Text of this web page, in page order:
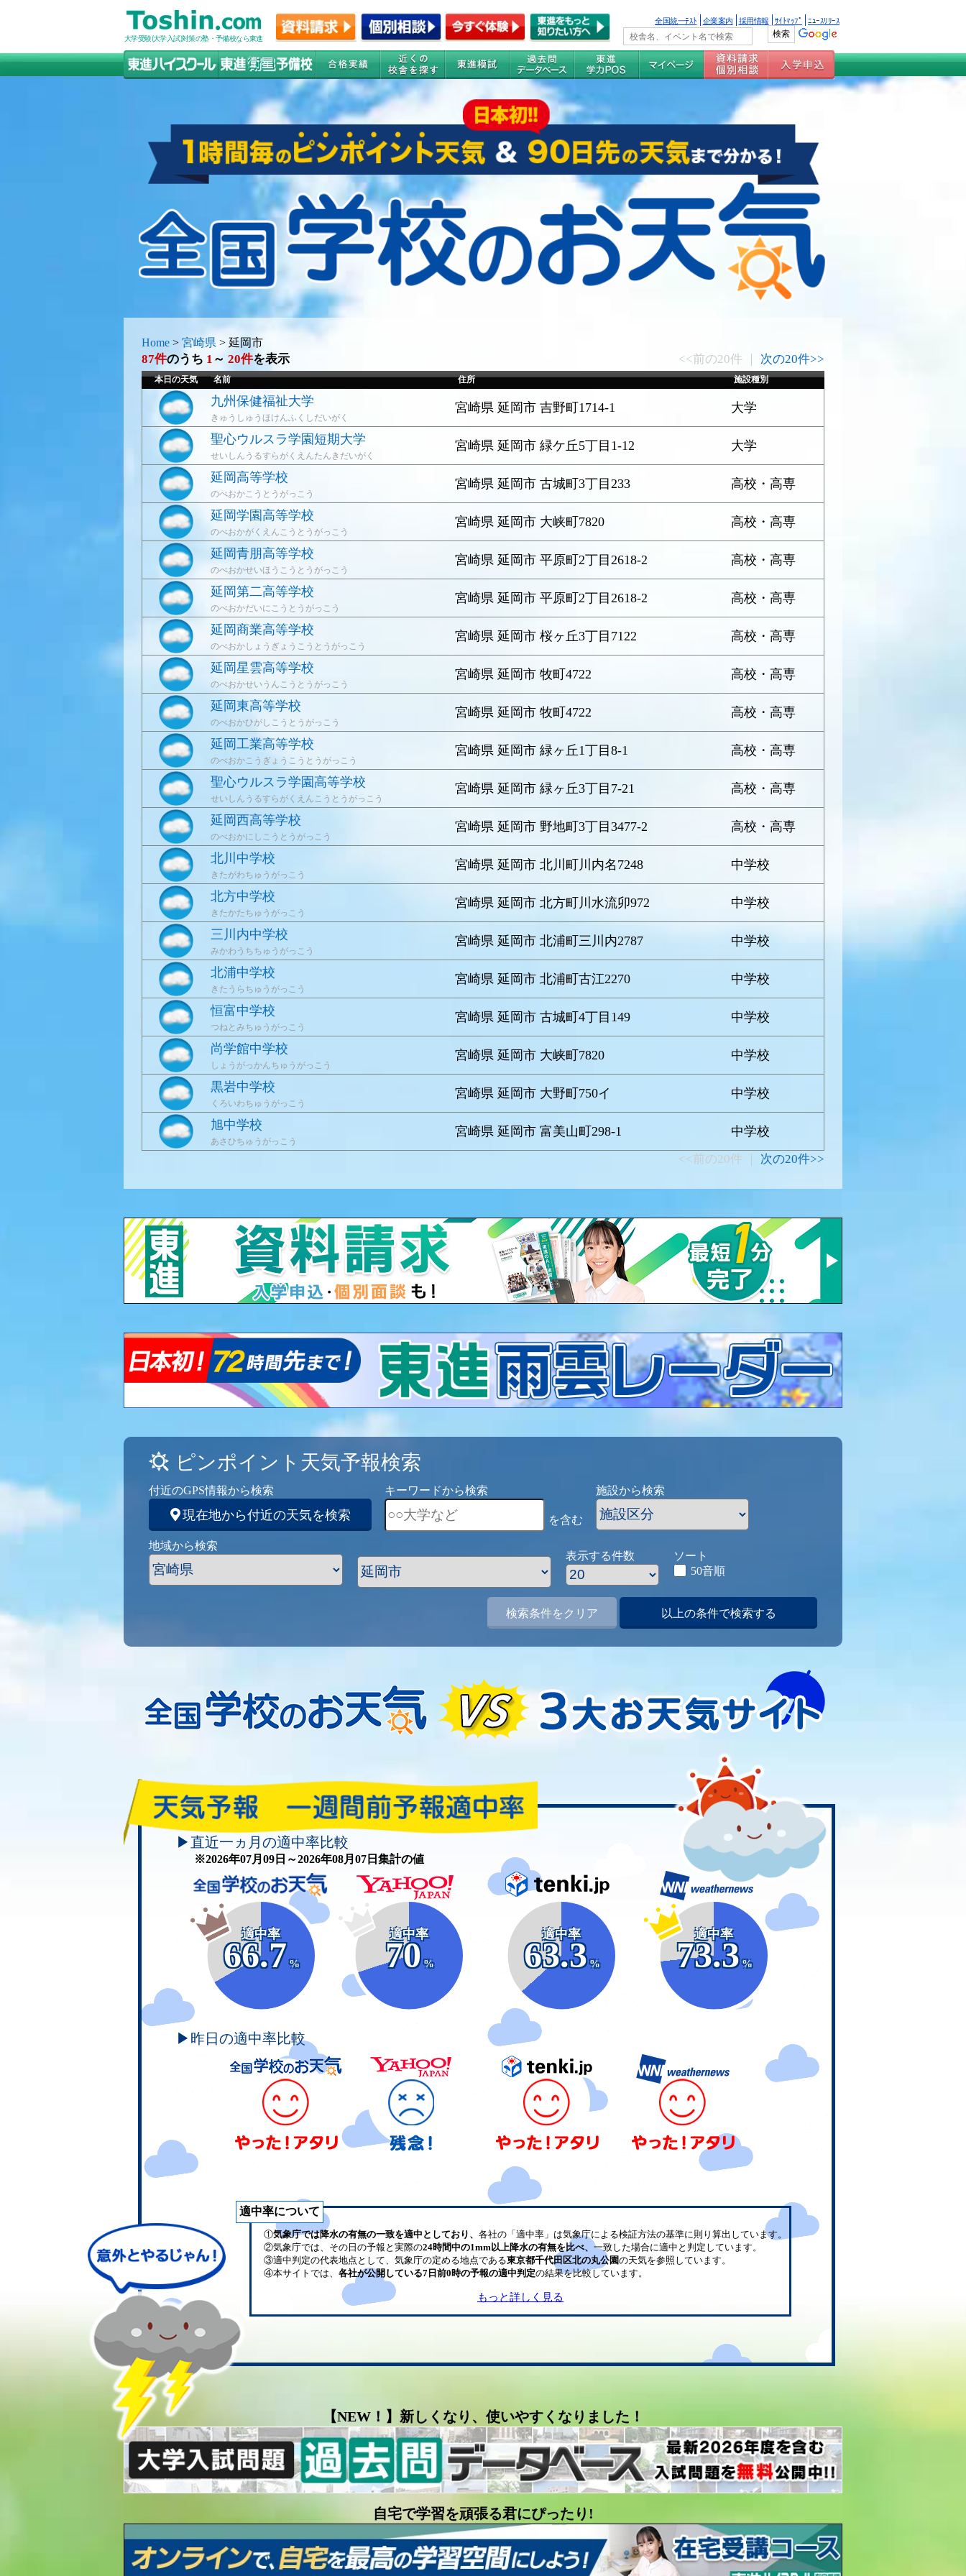
大学受験(大学入試)対策の塾・予備校なら東進
全国統一ﾃｽﾄ 企業案内 採用情報 ｻｲﾄﾏｯﾌﾟ ﾆｭｰｽﾘﾘｰｽ
Home > 宮崎県 > 延岡市
87件のうち 1 ～ 20件を表示 <<前の20件 ｜ 次の20件>>
本日の天気 名前 住所 施設種別
九州保健福祉大学
きゅうしゅうほけんふくしだいがく
宮崎県 延岡市 吉野町1714-1 大学
聖心ウルスラ学園短期大学
せいしんうるすらがくえんたんきだいがく
宮崎県 延岡市 緑ケ丘5丁目1-12 大学
延岡高等学校
のべおかこうとうがっこう
宮崎県 延岡市 古城町3丁目233 高校・高専
延岡学園高等学校
のべおかがくえんこうとうがっこう
宮崎県 延岡市 大峡町7820 高校・高専
延岡青朋高等学校
のべおかせいほうこうとうがっこう
宮崎県 延岡市 平原町2丁目2618-2 高校・高専
延岡第二高等学校
のべおかだいにこうとうがっこう
宮崎県 延岡市 平原町2丁目2618-2 高校・高専
延岡商業高等学校
のべおかしょうぎょうこうとうがっこう
宮崎県 延岡市 桜ヶ丘3丁目7122 高校・高専
延岡星雲高等学校
のべおかせいうんこうとうがっこう
宮崎県 延岡市 牧町4722 高校・高専
延岡東高等学校
のべおかひがしこうとうがっこう
宮崎県 延岡市 牧町4722 高校・高専
延岡工業高等学校
のべおかこうぎょうこうとうがっこう
宮崎県 延岡市 緑ヶ丘1丁目8-1 高校・高専
聖心ウルスラ学園高等学校
せいしんうるすらがくえんこうとうがっこう
宮崎県 延岡市 緑ヶ丘3丁目7-21 高校・高専
延岡西高等学校
のべおかにしこうとうがっこう
宮崎県 延岡市 野地町3丁目3477-2 高校・高専
北川中学校
きたがわちゅうがっこう
宮崎県 延岡市 北川町川内名7248 中学校
北方中学校
きたかたちゅうがっこう
宮崎県 延岡市 北方町川水流卯972 中学校
三川内中学校
みかわうちちゅうがっこう
宮崎県 延岡市 北浦町三川内2787 中学校
北浦中学校
きたうらちゅうがっこう
宮崎県 延岡市 北浦町古江2270 中学校
恒富中学校
つねとみちゅうがっこう
宮崎県 延岡市 古城町4丁目149 中学校
尚学館中学校
しょうがっかんちゅうがっこう
宮崎県 延岡市 大峡町7820 中学校
黒岩中学校
くろいわちゅうがっこう
宮崎県 延岡市 大野町750イ 中学校
旭中学校
あさひちゅうがっこう
宮崎県 延岡市 富美山町298-1 中学校
<<前の20件 ｜ 次の20件>>
ピンポイント天気予報検索
付近のGPS情報から検索
現在地から付近の天気を検索
キーワードから検索
を含む
施設から検索
地域から検索
表示する件数
ソート
50音順
検索条件をクリア 以上の条件で検索する
▶直近一ヵ月の適中率比較
※2026年07月09日～2026年08月07日集計の値
適中率
66.7
%
適中率
70
%
適中率
63.3
%
適中率
73.3
%
▶昨日の適中率比較
適中率について
①気象庁では降水の有無の一致を適中としており、 各社の「適中率」は気象庁による検証方法の基準に則り算出しています。
②気象庁では、その日の予報と実際の24時間中の1mm以上降水の有無を比べ、 一致した場合に適中と判定しています。
③適中判定の代表地点として、気象庁の定める地点である東京都千代田区北の丸公園の天気を参照しています。
④本サイトでは、 各社が公開している7日前0時の予報の適中判定の結果を比較しています。
もっと詳しく見る
【NEW！】新しくなり、使いやすくなりました！
自宅で学習を頑張る君にぴったり!